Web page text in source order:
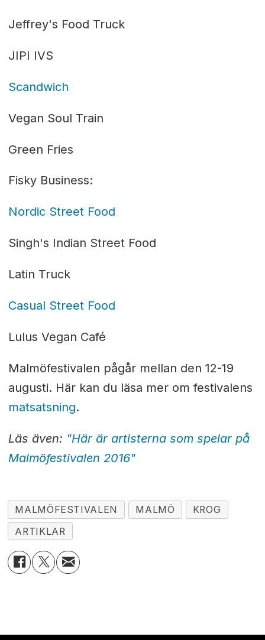
Jeffrey's Food Truck
JIPI IVS
Scandwich
Vegan Soul Train
Green Fries
Fisky Business:
Nordic Street Food
Singh's Indian Street Food
Latin Truck
Casual Street Food
Lulus Vegan Café
Malmöfestivalen pågår mellan den 12-19
augusti. Här kan du läsa mer om festivalens
matsatsning.
Läs även: "Här är artisterna som spelar på
Malmöfestivalen 2016"
MALMÖFESTIVALEN MALMÖ
KROG
ARTIKLAR